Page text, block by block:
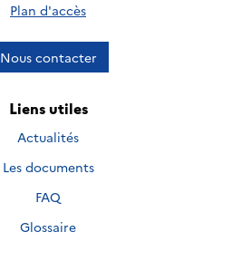
Plan d'accès
Nous contacter
Liens utiles
Actualités
Les documents
FAQ
Glossaire